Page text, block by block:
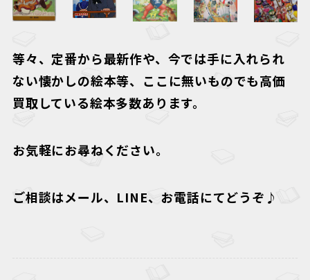
等々、定番から最新作や、今では手に入れられ
ない懐かしの絵本等、ここに無いものでも高価
買取している絵本多数あります。
お気軽にお尋ねください。
ご相談はメール、LINE、お電話にてどうぞ♪